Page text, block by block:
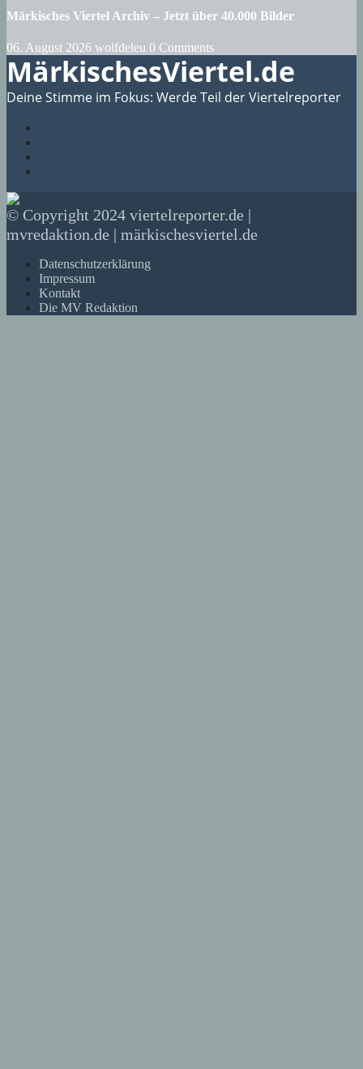
Märkisches Viertel Archiv – Jetzt über 40.000 Bilder
06. August 2026 wolfdeleu 0 Comments
MärkischesViertel.de
Deine Stimme im Fokus: Werde Teil der Viertelreporter
© Copyright 2024 viertelreporter.de |
mvredaktion.de | märkischesviertel.de
Datenschutzerklärung
Impressum
Kontakt
Die MV Redaktion